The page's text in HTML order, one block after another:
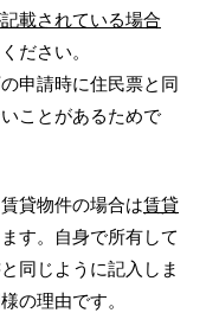
載されている場合
ださい。
申請時に住民票と同
ことがあるためで
貸物件の場合は賃貸
ます。自身で所有して
同じように記入しま
の理由です。